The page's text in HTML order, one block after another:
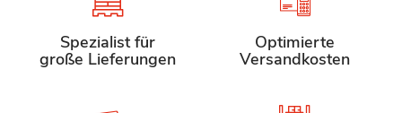
Spezialist für
große Lieferungen
Optimierte
Versandkosten